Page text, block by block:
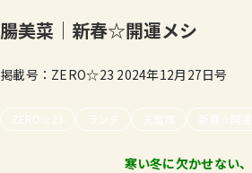
腸美菜｜新春☆開運メシ
掲載号：ZERO☆23 2024年12月27日号
ZERO☆23 ランチ 天童市 新春☆開運
寒い冬に欠かせない、